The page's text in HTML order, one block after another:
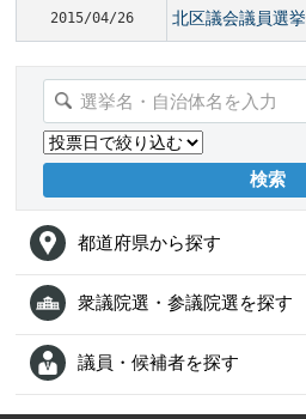
2015/04/26 北区議会議員選挙
都道府県から探す
衆議院選・参議院選を探す
議員・候補者を探す